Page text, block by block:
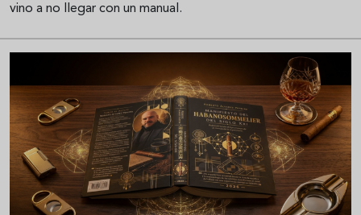
vino a no llegar con un manual.